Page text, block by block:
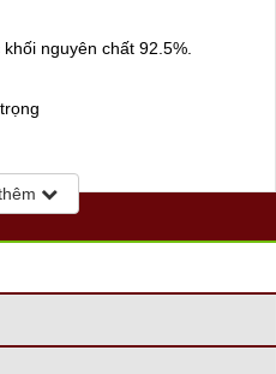
nguyên chất 92.5%.
full box